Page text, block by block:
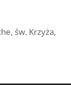
, św. Krzyża,